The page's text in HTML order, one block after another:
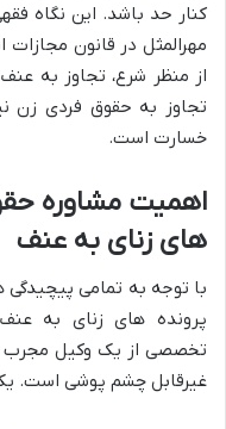
کنار حد باشد. این نگاه
مهرالمثل در قانون
از منظر شرع، تجاوز به
تجاوز به حقوق فردی زن
خسارت است.
اهمیت مشاوره
های زنای به عنف
با توجه به تمامی پیچیدگی
پرونده های زنای به
تخصصی از یک وکیل مجرب و
غیرقابل چشم پوشی است.